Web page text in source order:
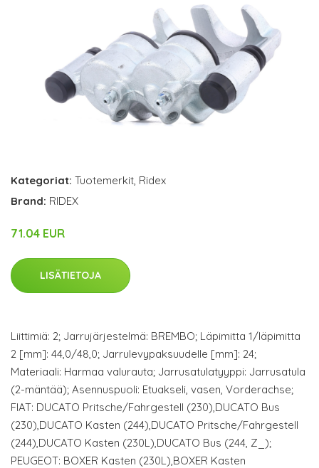
Kategoriat: Tuotemerkit Ridex
Brand: RIDEX
71.04 EUR
LISÄTIETOJA
Liittimiä: 2; Jarrujärjestelmä: BREMBO; Läpimitta 1/läpimitta
2 [mm]: 44,0/48,0; Jarrulevypaksuudelle [mm]: 24;
Materiaali: Harmaa valurauta; Jarrusatulatyyppi: Jarrusatula
(2-mäntää); Asennuspuoli: Etuakseli, vasen, Vorderachse;
FIAT: DUCATO Pritsche/Fahrgestell (230),DUCATO Bus
(230),DUCATO Kasten (244),DUCATO Pritsche/Fahrgestell
(244),DUCATO Kasten (230L),DUCATO Bus (244, Z_);
PEUGEOT: BOXER Kasten (230L),BOXER Kasten